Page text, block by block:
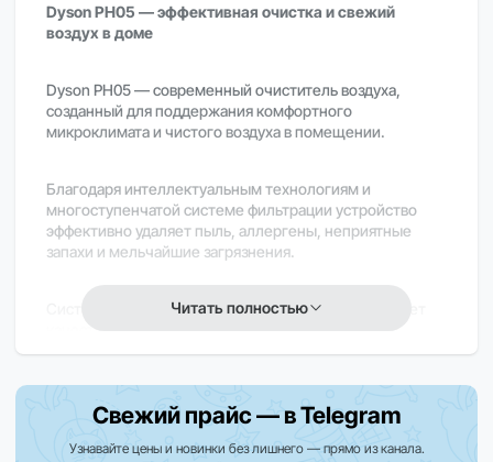
Dyson PH05 — эффективная очистка и свежий
воздух в доме
Dyson PH05 — современный очиститель воздуха,
созданный для поддержания комфортного
микроклимата и чистого воздуха в помещении.
Благодаря интеллектуальным технологиям и
многоступенчатой системе фильтрации устройство
эффективно удаляет пыль, аллергены, неприятные
запахи и мельчайшие загрязнения.
Система автоматического мониторинга анализирует
самостоятельно регулирует интенсивность работы для
Современный дизайн устройства гармонично
вписывается в интерьер дома, квартиры или офиса,
Читать полностью
Свежий прайс — в Telegram
Узнавайте цены и новинки без лишнего — прямо из канала.